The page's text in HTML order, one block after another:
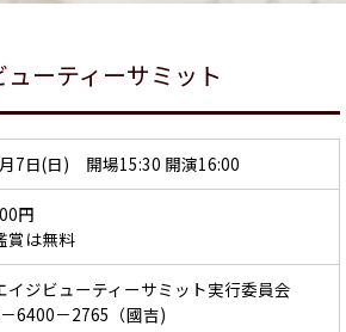
ーティーサミット
7日(日) 開場15:30 開演16:00
円
賞は無料
イジビューティーサミット実行委員会
6400－2765（國吉)